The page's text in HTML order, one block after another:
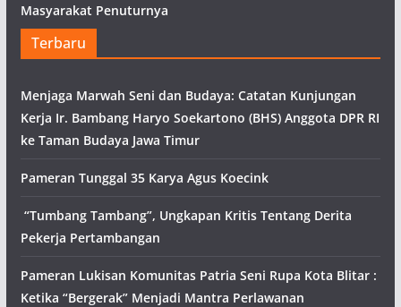
Masyarakat Penuturnya
Terbaru
Menjaga Marwah Seni dan Budaya: Catatan Kunjungan
Kerja Ir. Bambang Haryo Soekartono (BHS) Anggota DPR RI
ke Taman Budaya Jawa Timur
Pameran Tunggal 35 Karya Agus Koecink
“Tumbang Tambang”, Ungkapan Kritis Tentang Derita
Pekerja Pertambangan
Pameran Lukisan Komunitas Patria Seni Rupa Kota Blitar :
Ketika “Bergerak” Menjadi Mantra Perlawanan